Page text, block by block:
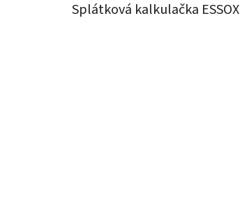
Splátková kalkulačka ESSOX